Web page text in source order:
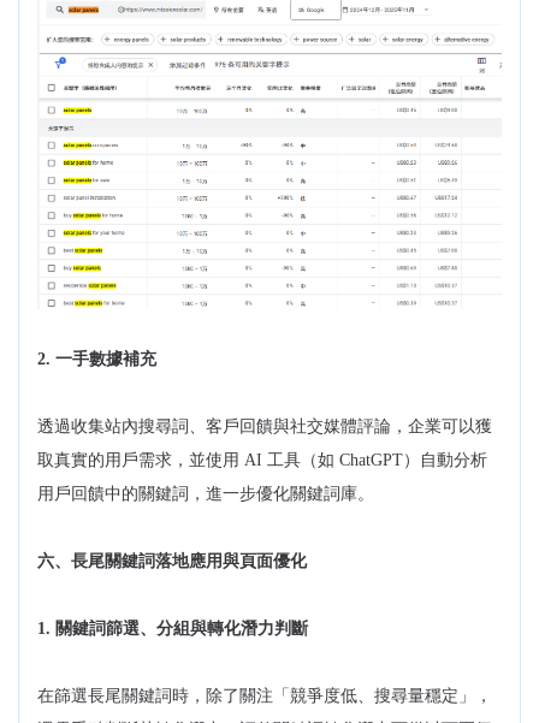
2. 一手數據補充
透過收集站內搜尋詞、客戶回饋與社交媒體評論，企業可以獲
取真實的用戶需求，並使用 AI 工具（如 ChatGPT）自動分析
用戶回饋中的關鍵詞，進一步優化關鍵詞庫。
六、長尾關鍵詞落地應用與頁面優化
1. 關鍵詞篩選、分組與轉化潛力判斷
在篩選長尾關鍵詞時，除了關注「競爭度低、搜尋量穩定」，